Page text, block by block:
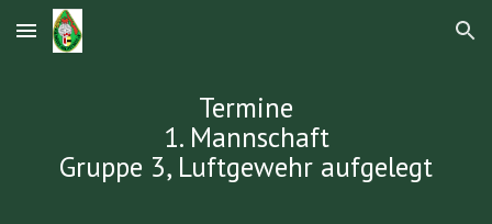
Skip to main content Skip to navigation
Termine
1. Mannschaft
Gruppe 3, Luftgewehr aufgelegt